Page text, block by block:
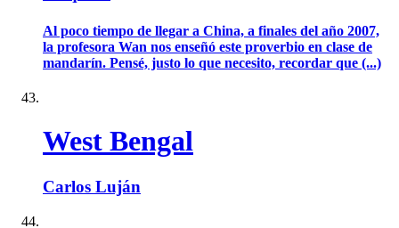
Al poco tiempo de llegar a China, a finales del año 2007,
la profesora Wan nos enseñó este proverbio en clase de
mandarín. Pensé, justo lo que necesito, recordar que (...)
West Bengal
Carlos Luján